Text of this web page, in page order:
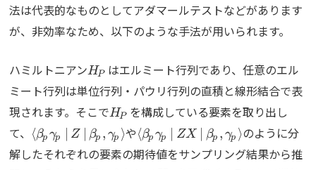
法は代表的なものとしてアダマールテストなどがあります
が、非効率なため、以下のような手法が用いられます。
ハミルトニアンH_P
HP はエルミート行列であり、任意のエル
ミート行列は単位行列・パウリ行列の直積と線形結合で表
現されます。そこでH_P
HP を構成している要素を取り出し
て、 ⟨βp γp ∣ Z ∣ βp , γp ⟩や⟨βp γp ∣ ZX ∣ βp , γp ⟩のように分
解したそれぞれの要素の期待値をサンプリング結果から推